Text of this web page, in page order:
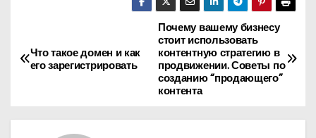
а
и
Почему вашему бизнесу
стоит использовать
контентную стратегию в
продвижении. Советы по
созданию “продающего”
контента
Что такое домен и как
его зарегистрировать